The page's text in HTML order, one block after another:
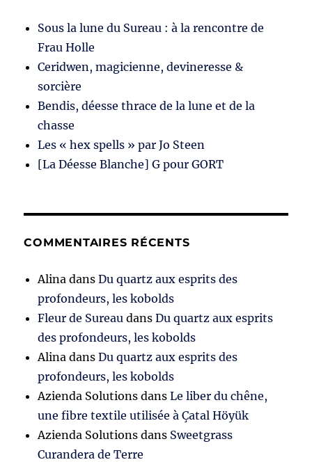
Sous la lune du Sureau : à la rencontre de
Frau Holle
Ceridwen, magicienne, devineresse &
sorcière
Bendis, déesse thrace de la lune et de la
chasse
Les « hex spells » par Jo Steen
[La Déesse Blanche] G pour GORT
COMMENTAIRES RÉCENTS
Alina dansDu quartz aux esprits des
profondeurs, les kobolds
Fleur de Sureau dansDu quartz aux esprits
des profondeurs, les kobolds
Alina dansDu quartz aux esprits des
profondeurs, les kobolds
Azienda Solutions dansLe liber du chêne,
une fibre textile utilisée à Çatal Höyük
Azienda Solutions dans Sweetgrass
Curandera de Terre